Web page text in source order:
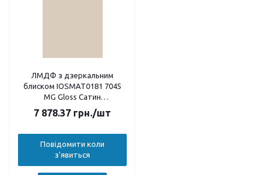
ЛМДФ з дзеркальним
блиском IOSMAT0181 7045
MG Gloss Сатин
2800х2050х18
7 878.37 грн./шт
Повідомити коли
з'явиться